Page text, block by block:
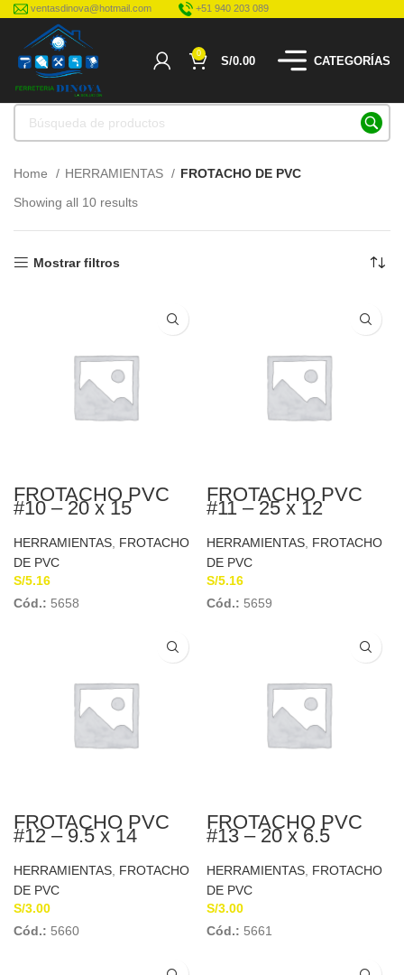
ventasdinova@hotmail.com +51 940 203 089
0
S/0.00 CATEGORÍAS
Home HERRAMIENTAS
FROTACHO DE PVC
Showing all 10 results
Mostrar filtros
FROTACHO PVC
#10 – 20 x 15
HERRAMIENTAS FROTACHO
DE PVC
S/5.16
Cód.: 5658
FROTACHO PVC
#11 – 25 x 12
HERRAMIENTAS FROTACHO
DE PVC
S/5.16
Cód.: 5659
FROTACHO PVC
#12 – 9.5 x 14
HERRAMIENTAS FROTACHO
DE PVC
S/3.00
Cód.: 5660
FROTACHO PVC
#13 – 20 x 6.5
HERRAMIENTAS FROTACHO
DE PVC
S/3.00
Cód.: 5661